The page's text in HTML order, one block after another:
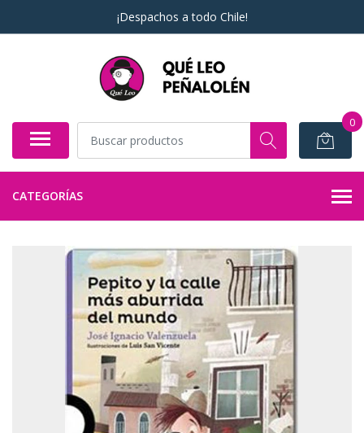
¡Despachos a todo Chile!
0
CATEGORÍAS